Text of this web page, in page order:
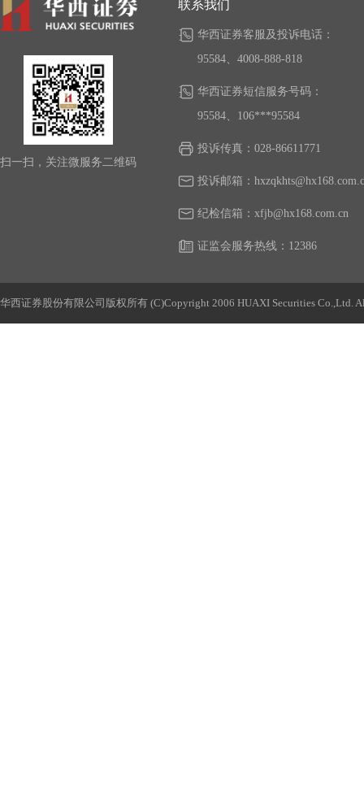
子背和石塔面安装太阳能路灯；向广安市岳池
高山岩村委对有线广播系统实施改造。
经统计，公司2023年全年通过以购代捐形式向
凉山州盐源县及雅安市 汉源县等地等采购贴有
553.35万元。
2023年12月，公司向贵州省教育发展基金会捐
协会发起设立的“证爱贵州”资本市场教育慈善
厅；向达州市慈善会捐资2万元，用于支持马房
2023年3月，公司向泸州市关心下一代基金会捐
好青少年儿童关爱项目。
扫一扫，关注微服务二维码
联系我们
华西证券客服及投诉电话：
95584、4008-888-818
华西证券短信服务号码：
95584、106***95584
投诉传真：028-86611771
投诉邮箱：
纪检信箱：xfjb@hx168.com.cn
证监会服务热线：12386
华西证券股份有限公司版权所有 (C)Copyright 2006 HUAXI Securities Co.,Ltd.